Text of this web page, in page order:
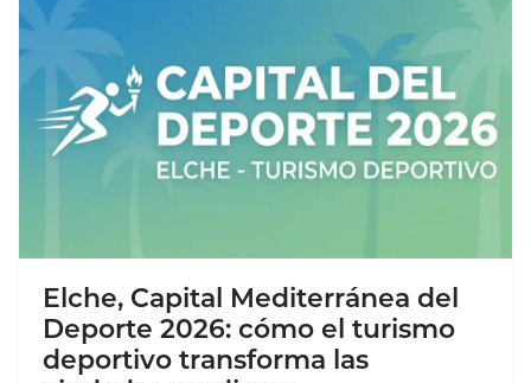
Elche, Capital Mediterránea del
Deporte 2026: cómo el turismo
deportivo transforma las